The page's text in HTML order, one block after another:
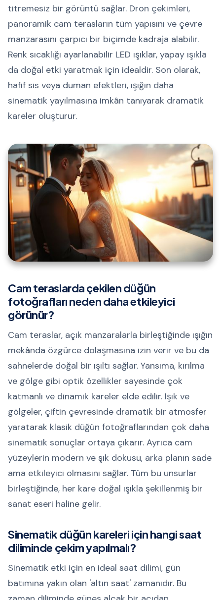
titremesiz bir görüntü sağlar. Dron çekimleri,
panoramik cam terasların tüm yapısını ve çevre
manzarasını çarpıcı bir biçimde kadraja alabilir.
Renk sıcaklığı ayarlanabilir LED ışıklar, yapay ışıkla
da doğal etki yaratmak için idealdir. Son olarak,
hafif sis veya duman efektleri, ışığın daha
sinematik yayılmasına imkân tanıyarak dramatik
kareler oluşturur.
Cam teraslarda çekilen düğün
fotoğrafları neden daha etkileyici
görünür?
Cam teraslar, açık manzaralarla birleştiğinde ışığın
mekânda özgürce dolaşmasına izin verir ve bu da
sahnelerde doğal bir ışıltı sağlar. Yansıma, kırılma
ve gölge gibi optik özellikler sayesinde çok
katmanlı ve dinamik kareler elde edilir. Işık ve
gölgeler, çiftin çevresinde dramatik bir atmosfer
yaratarak klasik düğün fotoğraflarından çok daha
sinematik sonuçlar ortaya çıkarır. Ayrıca cam
yüzeylerin modern ve şık dokusu, arka planın sade
ama etkileyici olmasını sağlar. Tüm bu unsurlar
birleştiğinde, her kare doğal ışıkla şekillenmiş bir
sanat eseri haline gelir.
Sinematik düğün kareleri için hangi saat
diliminde çekim yapılmalı?
Sinematik etki için en ideal saat dilimi, gün
batımına yakın olan 'altın saat' zamanıdır. Bu